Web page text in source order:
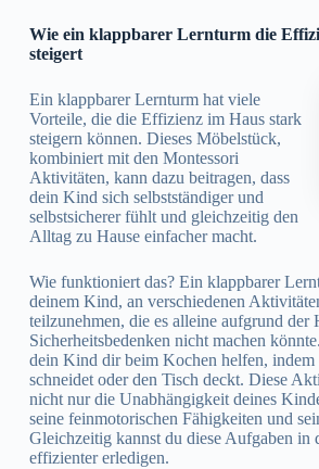
Wie ein klappbarer Lernturm die
steigert
Ein klappbarer Lernturm hat viele
Vorteile, die die Effizienz im Haus stark
steigern können. Dieses Möbelstück,
kombiniert mit den Montessori
Aktivitäten, kann dazu beitragen, dass
dein Kind sich selbstständiger und
selbstsicherer fühlt und gleichzeitig den
Alltag zu Hause einfacher macht.
Wie funktioniert das? Ein klappbarer
deinem Kind, an verschiedenen
teilzunehmen, die es alleine aufgrund der
Sicherheitsbedenken nicht machen
dein Kind dir beim Kochen helfen, indem
schneidet oder den Tisch deckt. Diese
nicht nur die Unabhängigkeit deines
seine feinmotorischen Fähigkeiten und
Gleichzeitig kannst du diese Aufgaben in
effizienter erledigen.